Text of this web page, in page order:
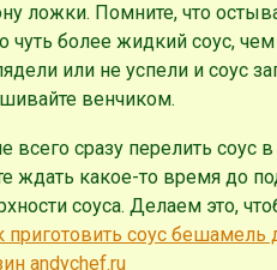
ложки. Помните, что
чуть более жидкий соус,
или не успели и соус
венчиком.
всего сразу перелить соус
ждать какое-то время до
соуса. Делаем это,